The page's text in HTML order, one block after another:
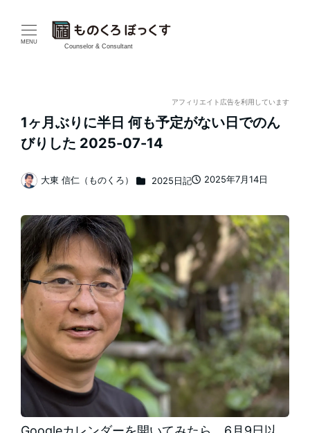
MENU
Counselor & Consultant
アフィリエイト広告を利用しています
1ヶ月ぶりに半日 何も予定がない日でのん
びりした 2025-07-14
投稿日
2025年7月14日
著
大東 信仁（ものくろ） カテゴリー
2025日記